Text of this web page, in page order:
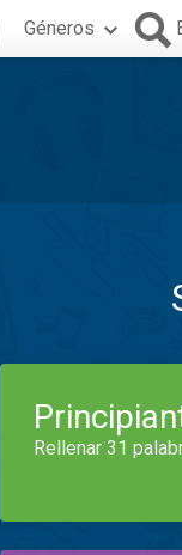
Géneros
Rellenar 31